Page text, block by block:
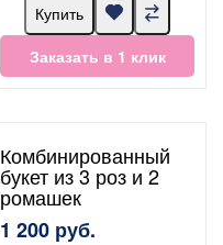
Купить
Заказать в 1 клик
Комбинированный
букет из 3 роз и 2
ромашек
1 200 руб.